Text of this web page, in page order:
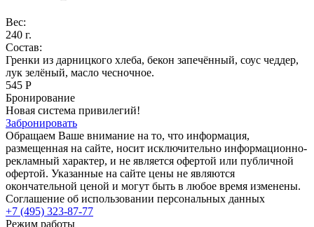
Вес:
240 г.
Состав:
Гренки из дарницкого хлеба, бекон запечённый, соус чеддер,
лук зелёный, масло чесночное.
545 Р
Бронирование
Новая система привилегий!
Забронировать
Обращаем Ваше внимание на то, что информация,
размещенная на сайте, носит исключительно информационно-
рекламный характер, и не является офертой или публичной
офертой. Указанные на сайте цены не являются
окончательной ценой и могут быть в любое время изменены.
Соглашение об использовании персональных данных
+7 (495) 323-87-77
Режим работы